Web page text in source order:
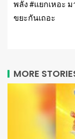
พลัง #แยกเหอะ
ขยะกันเถอะ
MORE